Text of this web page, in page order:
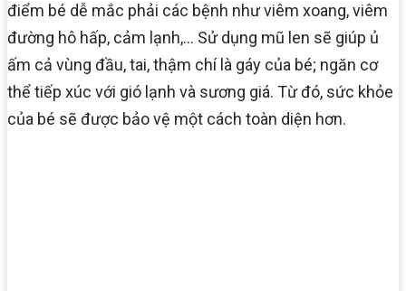
điểm bé dễ mắc phải các bệnh như viêm xoang, viêm
đường hô hấp, cảm lạnh,… Sử dụng mũ len sẽ giúp ủ
ấm cả vùng đầu, tai, thậm chí là gáy của bé; ngăn cơ
thể tiếp xúc với gió lạnh và sương giá. Từ đó, sức khỏe
của bé sẽ được bảo vệ một cách toàn diện hơn.